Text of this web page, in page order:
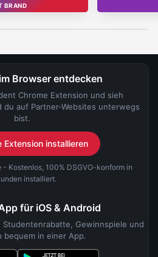
BRAND
Browser entdecken
Chrome Extension und sieh
du auf Partner-Websites unterwegs
bist.
Extension installieren
Kostenlos, 100% DSGVO-konform in
installiert.
für iOS & Android
Studentenrabatte, Gewinnspiele und
bequem in einer App.